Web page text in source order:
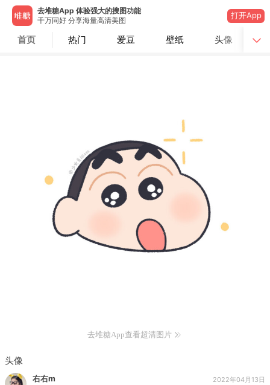
去堆糖App 体验强大的搜图功能
千万同好 分享海量高清美图
打开App
首页 热门 爱豆 壁纸 头像
去堆糖App查看超清图片
头像
右右m 2022年04月13日